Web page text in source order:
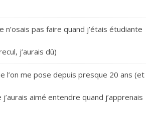
n’osais pas faire quand j’étais étudiante
j’aurais dû)
l’on me pose depuis presque 20 ans (et
aimé entendre quand j’apprenais